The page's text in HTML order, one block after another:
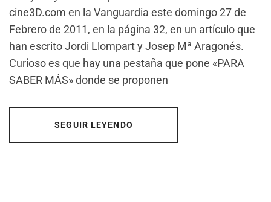
cine3D.com en la Vanguardia este domingo 27 de
Febrero de 2011, en la página 32, en un artículo que
han escrito Jordi Llompart y Josep Mª Aragonés.
Curioso es que hay una pestaña que pone «PARA
SABER MÁS» donde se proponen
SEGUIR LEYENDO